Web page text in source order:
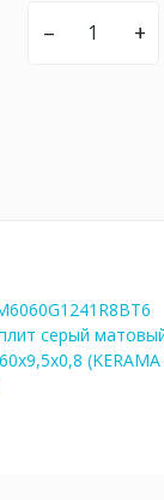
– +